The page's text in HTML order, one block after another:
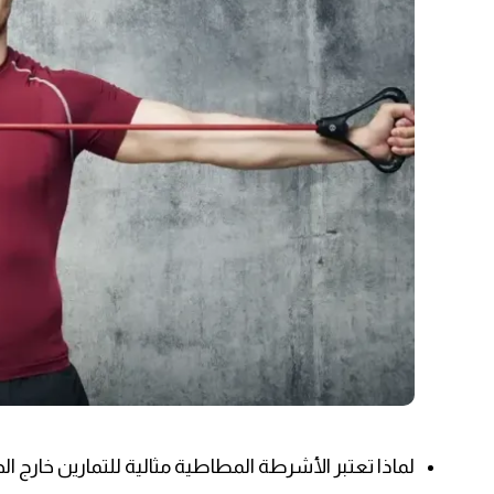
لماذا تعتبر الأشرطة المطاطية مثالية للتمارين خارج